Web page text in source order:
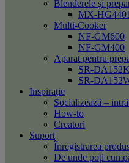
Blenderele și
MX-HG4401
Multi-Cooker
NF-GM600
NF-GM400
Aparat pentru
SR-
SR-
Inspirație
Socializează –
How-to
Creatori
Suport
Înregistrarea
De unde poți